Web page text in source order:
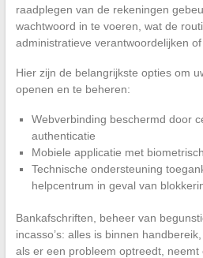
raadplegen van de rekeningen
wachtwoord in te voeren, wat de
administratieve verantwoordelijken
Hier zijn de belangrijkste opties om
openen en te beheren:
Webverbinding beschermd door
authenticatie
Mobiele applicatie met
Technische ondersteuning
helpcentrum in geval van
Bankafschriften, beheer van
incasso’s: alles is binnen
als er een probleem optreedt,